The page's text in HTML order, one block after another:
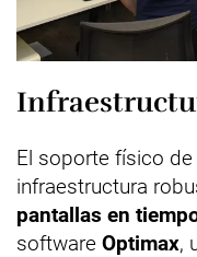
El soporte físico
infraestructura
pantallas en
software Optimax,